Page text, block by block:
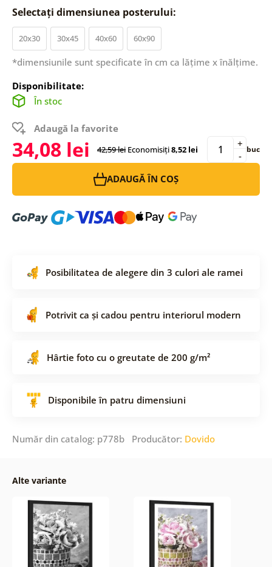
Selectați dimensiunea posterului:
20x30 30x45 40x60 60x90
*dimensiunile sunt specificate în cm ca lățime x înălțime.
Disponibilitate:
În stoc
Adaugă la favorite
34,08 lei 42,59 lei Economisiți8,52 lei -
+ buc
ADAUGĂ ÎN COȘ
Posibilitatea de alegere din 3 culori ale ramei
Potrivit ca și cadou pentru interiorul modern
Hârtie foto cu o greutate de 200 g/m²
Disponibile în patru dimensiuni
Număr din catalog: p778b Producător: Dovido
Alte variante